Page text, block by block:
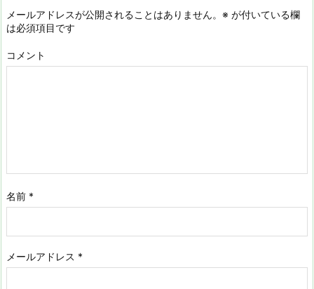
メールアドレスが公開されることはありません。 ※ が付いている欄
は必須項目です
コメント
名前 *
メールアドレス *